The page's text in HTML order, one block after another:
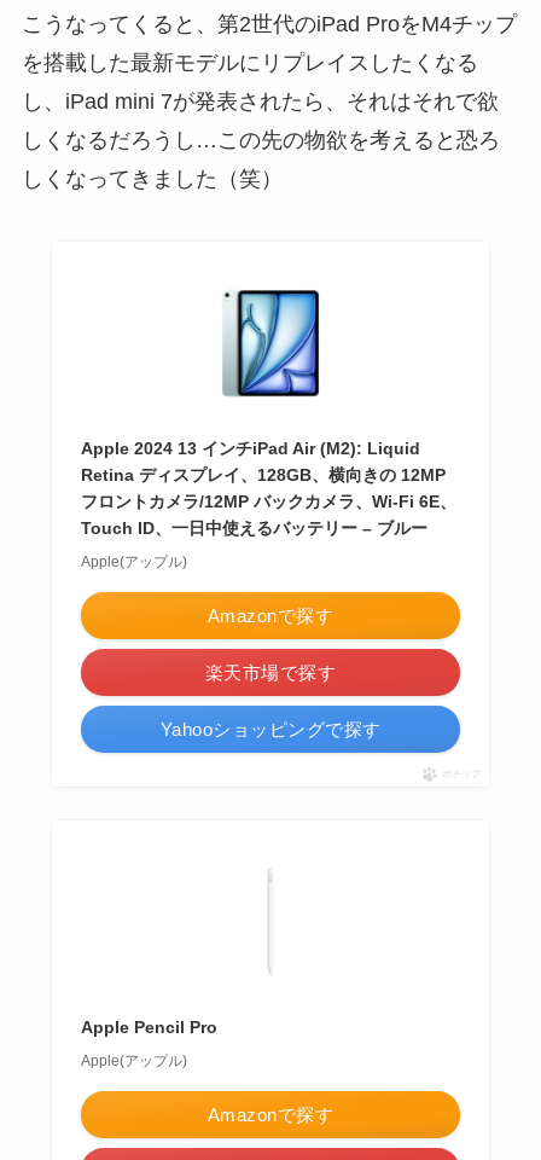
こうなってくると、第2世代のiPad ProをM4チップ
を搭載した最新モデルにリプレイスしたくなる
し、iPad mini 7が発表されたら、それはそれで欲
しくなるだろうし…この先の物欲を考えると恐ろ
しくなってきました（笑）
Apple 2024 13 インチiPad Air (M2): Liquid
Retina ディスプレイ、128GB、横向きの 12MP
フロントカメラ/12MP バックカメラ、Wi-Fi 6E、
Touch ID、一日中使えるバッテリー – ブルー
Apple(アップル)
Amazonで探す
楽天市場で探す
Yahooショッピングで探す
ポチップ
Apple Pencil Pro
Apple(アップル)
Amazonで探す